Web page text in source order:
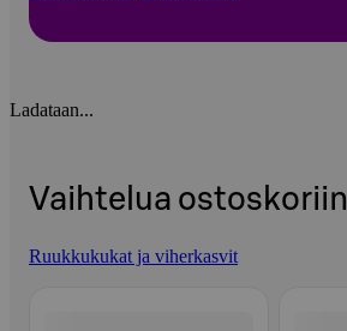
Ladataan...
Vaihtelua ostoskoriin
Ruukkukukat ja viherkasvit